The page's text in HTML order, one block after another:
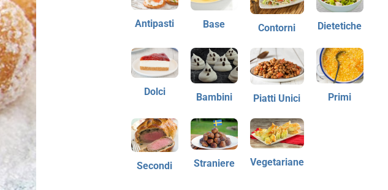
Antipasti Base Contorni Dietetiche
Dolci Bambini Piatti Unici Primi
Secondi Straniere Vegetariane